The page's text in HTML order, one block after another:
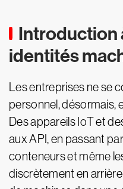
Introduction
identités
Les entreprises ne se
personnel, désormais,
Des appareils IoT et
aux API, en passant
conteneurs et même
discrètement en